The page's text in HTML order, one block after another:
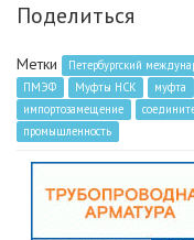
Поделиться
Метки Петербургский
ПМЭФ
Муфты НСК муфта
импортозамещение
промышленность